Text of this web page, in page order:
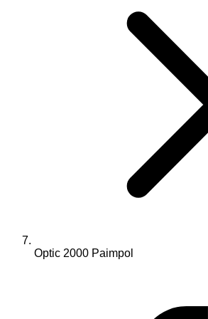
Optic 2000 Paimpol